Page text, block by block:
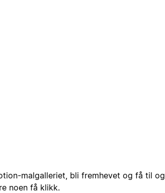
malgalleriet, bli fremhevet og få til og
noen få klikk.